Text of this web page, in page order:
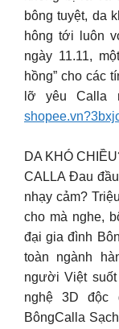
bông tuyệt, da
hông tới luôn
ngày 11.11,
hồng” cho các
lỡ yêu Calla
DA KHÓ
CALLA Đau
nhạy cảm?
cho mà nghe,
đại gia đình
toàn ngành
người Việt suốt
nghệ 3D độc
BôngCalla